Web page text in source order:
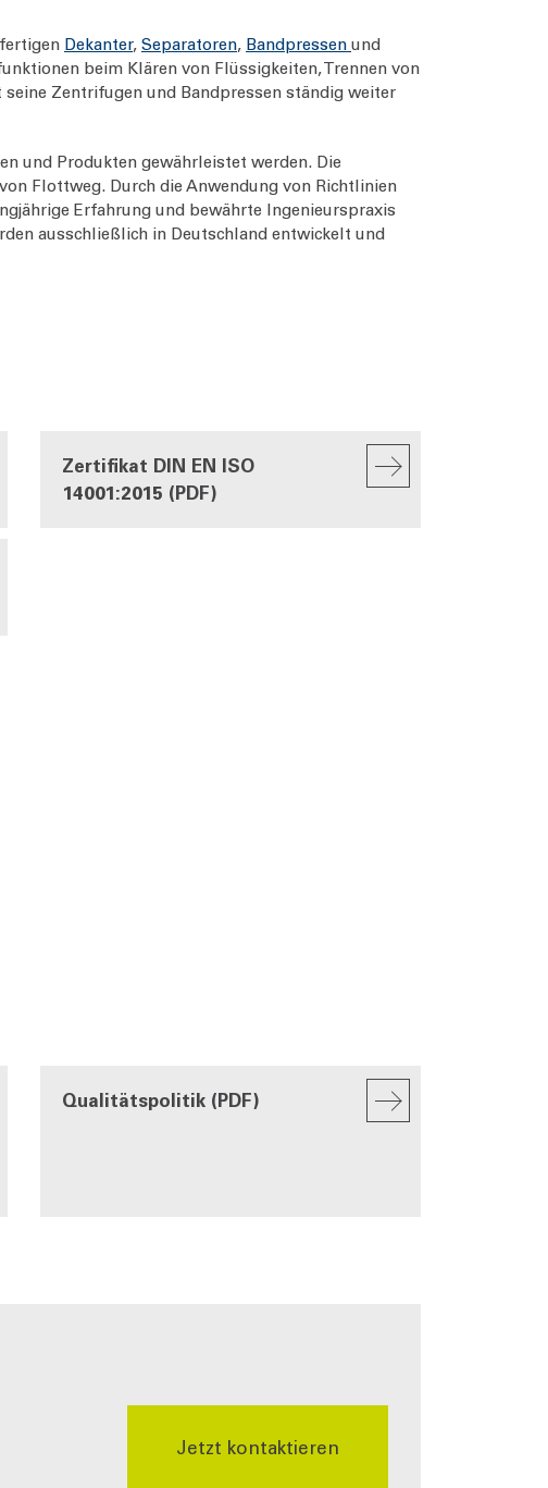
Dekanter, Separatoren, Bandpressen und
beim Klären von Flüssigkeiten, Trennen von
Zentrifugen und Bandpressen ständig weiter
und Produkten gewährleistet werden. Die
Flottweg. Durch die Anwendung von Richtlinien
Erfahrung und bewährte Ingenieurspraxis
ausschließlich in Deutschland entwickelt und
Zertifikat DIN EN ISO
14001:2015 (PDF)
Qualitätspolitik (PDF)
Jetzt kontaktieren